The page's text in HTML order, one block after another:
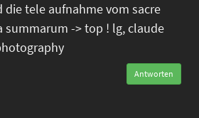
die tele aufnahme vom sacre
summarum -> top ! lg, claude
Antworten